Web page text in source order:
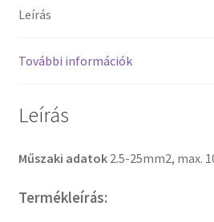
Leírás
További információk
Leírás
Műszaki adatok 2.5-25mm2, max.
Termékleírás: